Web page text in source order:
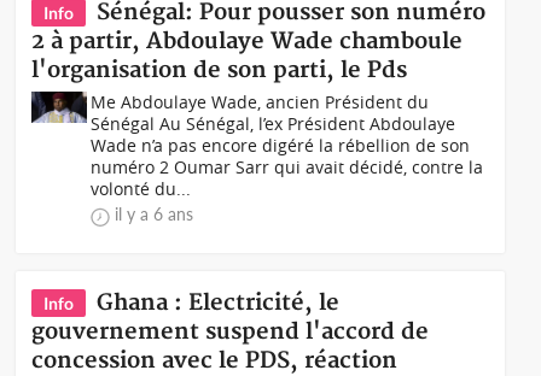
Info
Sénégal: Pour pousser son numéro
2 à partir, Abdoulaye Wade chamboule
l'organisation de son parti, le Pds
Me Abdoulaye Wade, ancien Président du
Sénégal Au Sénégal, l’ex Président Abdoulaye
Wade n’a pas encore digéré la rébellion de son
numéro 2 Oumar Sarr qui avait décidé, contre la
volonté du...
il y a 6 ans
Info
Ghana : Electricité, le
gouvernement suspend l'accord de
concession avec le PDS, réaction